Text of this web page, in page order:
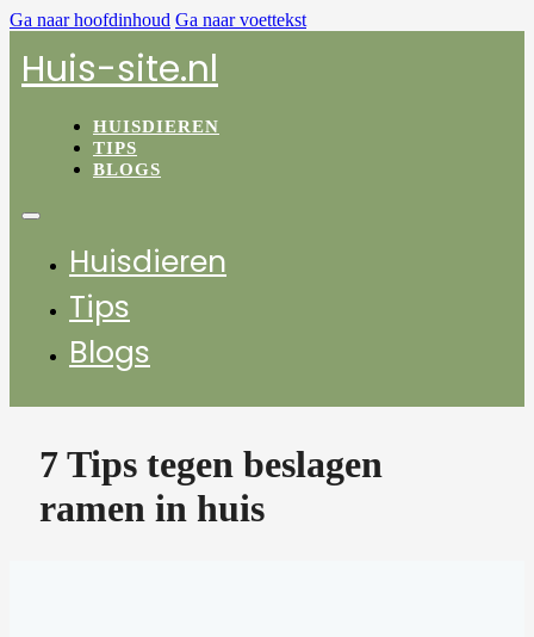
Ga naar hoofdinhoud Ga naar voettekst
Huis-site.nl
HUISDIEREN
TIPS
BLOGS
Huisdieren
Tips
Blogs
7 Tips tegen beslagen
ramen in huis